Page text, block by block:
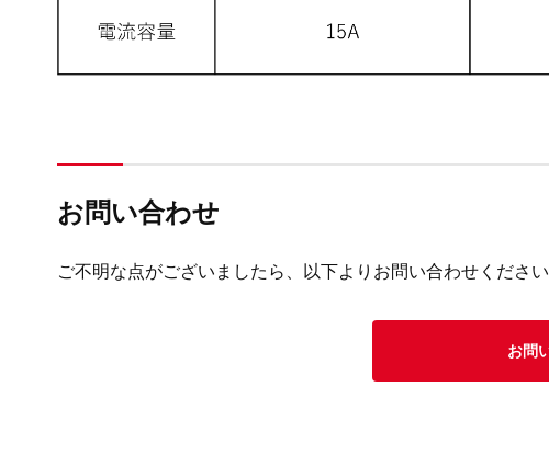
お問い合わせ
ご不明な点がございましたら、以下よりお問い合わせください
お問